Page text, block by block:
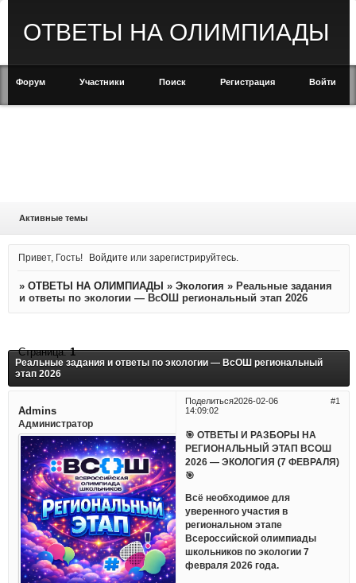
ОТВЕТЫ НА ОЛИМПИАДЫ
Форум Участники Поиск Регистрация Войти
Активные темы
Привет, Гость! Войдите илизарегистрируйтесь
» ОТВЕТЫ НА ОЛИМПИАДЫ » Экология » Реальные задания
и ответы по экологии — ВсОШ региональный этап 2026
Реальные задания и ответы по экологии — ВсОШ региональный
этап 2026
Страница:1
Поделиться 1
2026-02-06
14:09:02
Admins
Администратор
🎯 ОТВЕТЫ И РАЗБОРЫ НА
РЕГИОНАЛЬНЫЙ ЭТАП ВСОШ
2026 — ЭКОЛОГИЯ (7 ФЕВРАЛЯ)
🎯
Всё необходимое для
уверенного участия в
региональном этапе
Всероссийской олимпиады
школьников по экологии 7
февраля 2026 года.